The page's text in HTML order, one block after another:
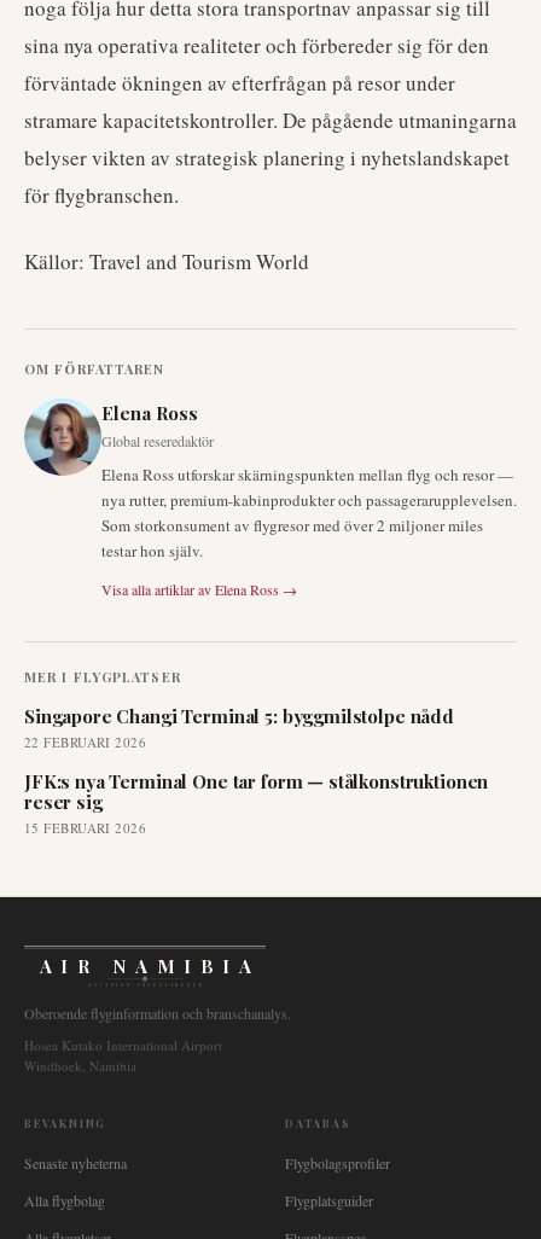
noga följa hur detta stora transportnav anpassar sig till
sina nya operativa realiteter och förbereder sig för den
förväntade ökningen av efterfrågan på resor under
stramare kapacitetskontroller. De pågående utmaningarna
belyser vikten av strategisk planering i nyhetslandskapet
för flygbranschen.
Källor: Travel and Tourism World
OM FÖRFATTAREN
Elena Ross
Global reseredaktör
Elena Ross utforskar skärningspunkten mellan flyg och resor —
nya rutter, premium-kabinprodukter och passagerarupplevelsen.
Som storkonsument av flygresor med över 2 miljoner miles
testar hon själv.
Visa alla artiklar avElena Ross →
MER I FLYGPLATSER
Singapore Changi Terminal 5: byggmilstolpe nådd
22 FEBRUARI 2026
JFK:s nya Terminal One tar form — stålkonstruktionen
reser sig
15 FEBRUARI 2026
AIR NAMIBIA
AVIATION INTELLIGENCE
Oberoende flyginformation och branschanalys.
Hosea Kutako International Airport
Windhoek, Namibia
BEVAKNING
Senaste nyheterna
Alla flygbolag
DATABAS
Flygbolagsprofiler
Flygplatsguider